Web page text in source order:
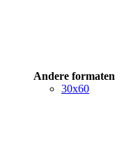
Andere formaten
30x60